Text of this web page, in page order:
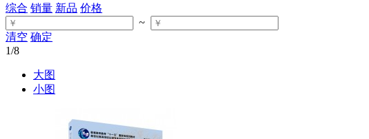
综合 销量 新品 价格
~
清空 确定
1/8
大图
小图